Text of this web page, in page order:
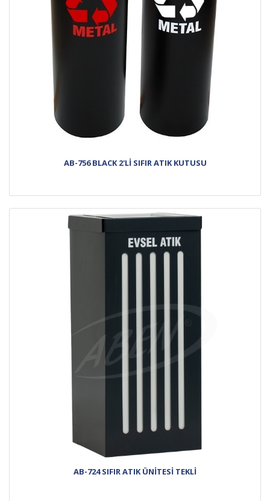
AB-756 BLACK 2'Lİ SIFIR ATIK KUTUSU
AB-724 SIFIR ATIK ÜNİTESİ TEKLİ